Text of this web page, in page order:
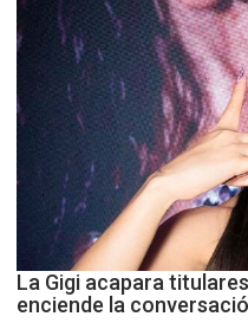
La Gigi acapara
enciende la